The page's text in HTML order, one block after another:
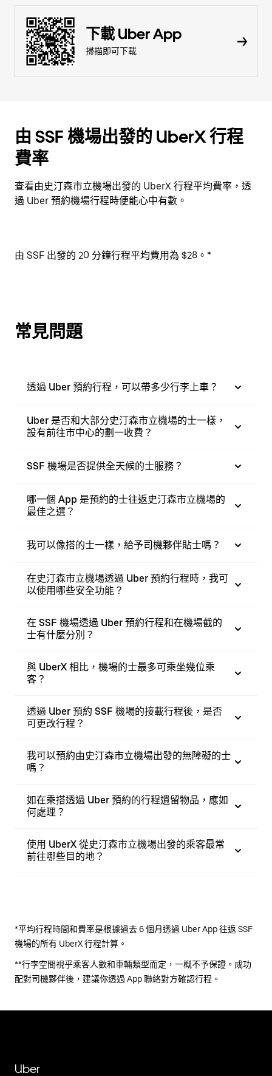
下載 Uber App
掃描即可下載
由 SSF 機場出發的 UberX 行程
費率
查看由史汀森市立機場出發的 UberX 行程平均費率，透
過 Uber 預約機場行程時便能心中有數。
由 SSF 出發的 20 分鐘行程平均費用為 $28。*
常見問題
透過 Uber 預約行程，可以帶多少行李上車？
Uber 是否和大部分史汀森市立機場的士一樣，
設有前往市中心的劃一收費？
SSF 機場是否提供全天候的士服務？
哪一個 App 是預約的士往返史汀森市立機場的
最佳之選？
我可以像搭的士一樣，給予司機夥伴貼士嗎？
在史汀森市立機場透過 Uber 預約行程時，我可
以使用哪些安全功能？
在 SSF 機場透過 Uber 預約行程和在機場截的
士有什麼分別？
與 UberX 相比，機場的士最多可乘坐幾位乘
客？
透過 Uber 預約 SSF 機場的接載行程後，是否
可更改行程？
我可以預約由史汀森市立機場出發的無障礙的士
嗎？
如在乘搭透過 Uber 預約的行程遺留物品，應如
何處理？
使用 UberX 從史汀森市立機場出發的乘客最常
前往哪些目的地？
*平均行程時間和費率是根據過去 6 個月透過 Uber App 往返 SSF
機場的所有 UberX 行程計算。
**行李空間視乎乘客人數和車輛類型而定，一概不予保證。成功
配對司機夥伴後，建議你透過 App 聯絡對方確認行程。
Uber